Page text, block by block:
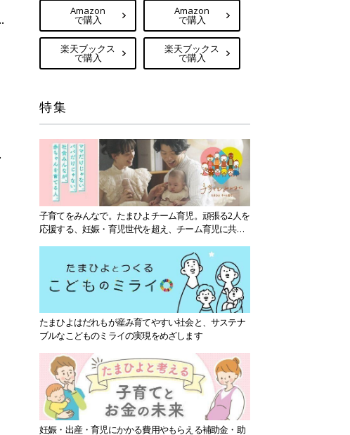
Amazon
で購入
楽天ブックス
で購入
Amazon
で購入
楽天ブックス
で購入
特集
子育てをみんなで。たまひよチーム育児。頑張る2人を
応援する、妊娠・育児世代を超え、チーム育児に共感
たまひよはだれもが産み育てやすい社会と、サステナ
ブルなこどものミライの実現をめざします
妊娠・出産・育児にかかる費用やもらえる補助金・助